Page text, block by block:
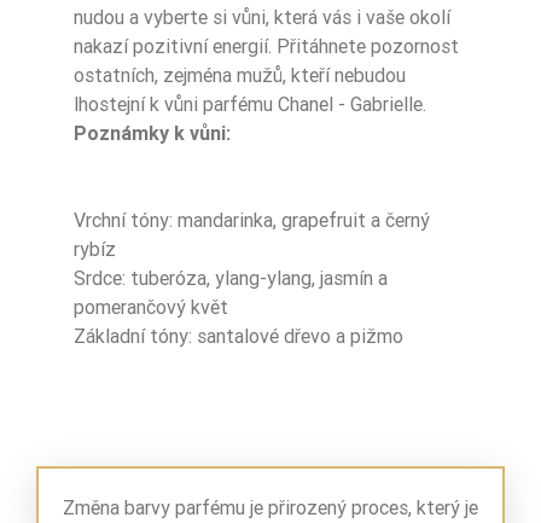
nudou a vyberte si vůni, která vás i vaše okolí
nakazí pozitivní energií. Přitáhnete pozornost
ostatních, zejména mužů, kteří nebudou
lhostejní k vůni parfému Chanel - Gabrielle.
Poznámky k vůni:
Vrchní tóny: mandarinka, grapefruit a černý
rybíz
Srdce: tuberóza, ylang-ylang, jasmín a
pomerančový květ
Základní tóny: santalové dřevo a pižmo
Změna barvy parfému je přirozený proces, který je